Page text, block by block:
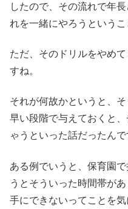
したので、その流れで年
れを一緒にやろうというこ
ただ、そのドリルをやめ
すね。
それが何故かというと、
早い段階で与えておくと
ゃうといった話だったんで
ある例でいうと、保育園
うとそういった時間帯が
手にできないってことを